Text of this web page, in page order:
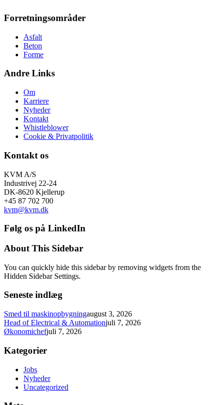
Forretningsområder
Asfalt
Beton
Forme
Andre Links
Om
Karriere
Nyheder
Kontakt
Whistleblower
Cookie & Privatpolitik
Kontakt os
KVM A/S
Industrivej 22-24
DK-8620 Kjellerup
+45 87 702 700
kvm@kvm.dk
Følg os på LinkedIn
About This Sidebar
You can quickly hide this sidebar by removing widgets from the
Hidden Sidebar Settings.
Seneste indlæg
Smed til maskinopbygningaugust 3, 2026
Head of Electrical & Automationjuli 7, 2026
Økonomichefjuli 7, 2026
Kategorier
Jobs
Nyheder
Uncategorized